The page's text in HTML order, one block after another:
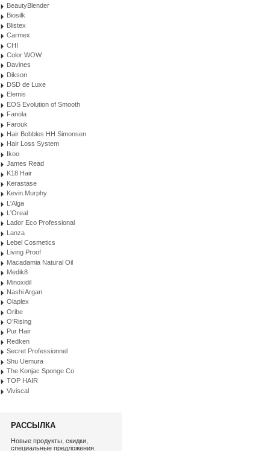
BeautyBlender
Biosilk
Blistex
Carmex
CHI
Color WOW
Davines
Dikson
DSD de Luxe
Elemis
EOS Evolution of Smooth
Fanola
Farouk
Hair Bobbles HH Simonsen
Hair Loss System
Ikoo
James Read
K18 Hair
Kerastase
Kevin.Murphy
L'Alga
L'Oreal
Lador Eco Professional
Lanza
Lebel Cosmetics
Living Proof
Macadamia Natural Oil
Medik8
Minoxidil
Nashi Argan
Olaplex
Oribe
O’Rising
Pur Hair
Redken
Secret Professionnel
Shu Uemura
The Konjac Sponge Co
TOP HAIR
Viviscal
РАССЫЛКА
Новые продукты, скидки,
специальные предложения.